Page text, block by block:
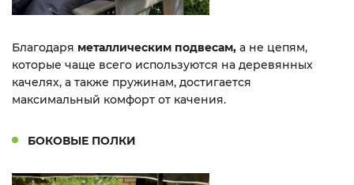
Благодаря металлическим подвесам, а не цепям,
которые чаще всего используются на деревянных
качелях, а также пружинам, достигается
максимальный комфорт от качения.
БОКОВЫЕ ПОЛКИ